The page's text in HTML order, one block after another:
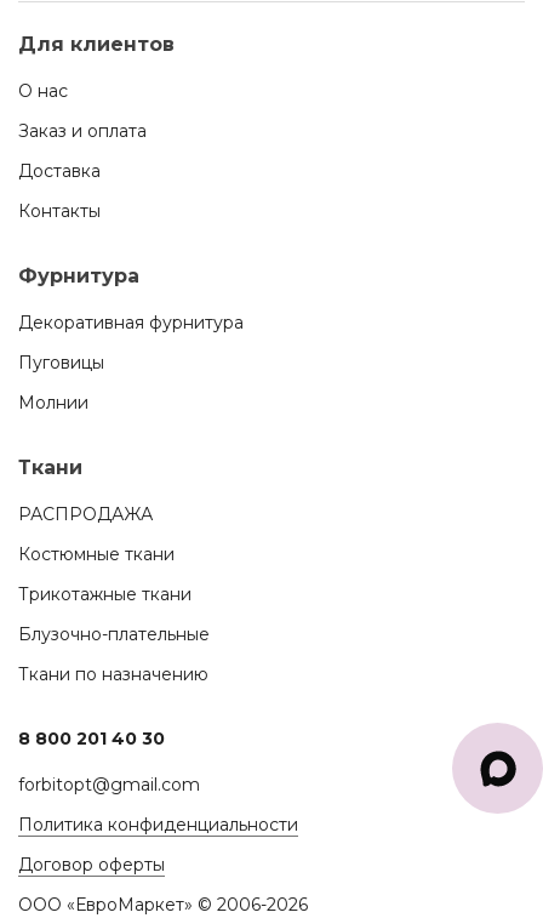
Для клиентов
О нас
Заказ и оплата
Доставка
Контакты
Фурнитура
Декоративная фурнитура
Пуговицы
Молнии
Ткани
РАСПРОДАЖА
Костюмные ткани
Трикотажные ткани
Блузочно-плательные
Ткани по назначению
8 800 201 40 30
forbitopt@gmail.com
Политика конфиденциальности
Договор оферты
ООО «ЕвроМаркет» © 2006-2026